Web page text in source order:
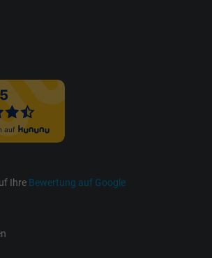
1 Jahr
Cookie von Facebook für Website-Analyse,
Anzeigenausrichtung und
1 Jahr
Ihre Bewertung auf Google